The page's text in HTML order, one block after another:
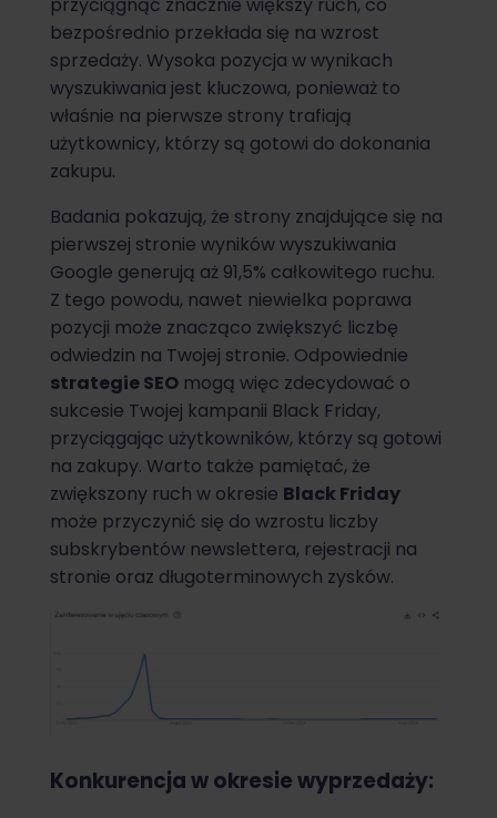
przyciągnąć znacznie większy ruch, co
bezpośrednio przekłada się na wzrost
sprzedaży. Wysoka pozycja w wynikach
wyszukiwania jest kluczowa, ponieważ to
właśnie na pierwsze strony trafiają
użytkownicy, którzy są gotowi do dokonania
zakupu.
Badania pokazują, że strony znajdujące się na
pierwszej stronie wyników wyszukiwania
Google generują aż 91,5% całkowitego ruchu.
Z tego powodu, nawet niewielka poprawa
pozycji może znacząco zwiększyć liczbę
odwiedzin na Twojej stronie. Odpowiednie
strategie SEO mogą więc zdecydować o
sukcesie Twojej kampanii Black Friday,
przyciągając użytkowników, którzy są gotowi
na zakupy. Warto także pamiętać, że
zwiększony ruch w okresie Black Friday
może przyczynić się do wzrostu liczby
subskrybentów newslettera, rejestracji na
stronie oraz długoterminowych zysków.
Konkurencja w okresie wyprzedaży: